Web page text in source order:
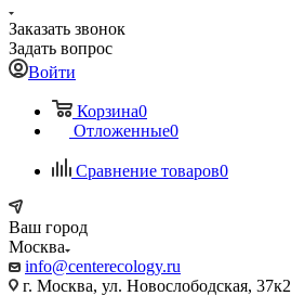
Заказать звонок
Задать вопрос
Войти
Корзина0
Отложенные0
Сравнение товаров0
Ваш город
Москва
info@centerecology.ru
г. Москва, ул. Новослободская, 37к2